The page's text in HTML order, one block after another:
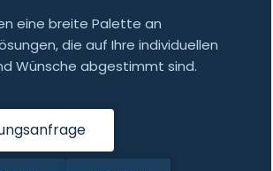
eine breite Palette an
die auf Ihre individuellen
Wünsche abgestimmt sind.